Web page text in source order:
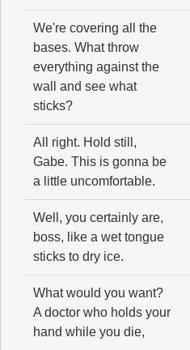
We're covering all the
bases. What throw
everything against the
wall and see what
sticks?
All right. Hold still,
Gabe. This is gonna be
a little uncomfortable.
Well, you certainly are,
boss, like a wet tongue
sticks to dry ice.
What would you want?
A doctor who holds your
hand while you die,